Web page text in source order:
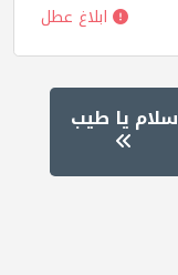
ابلاغ عطل
سلام يا طيب